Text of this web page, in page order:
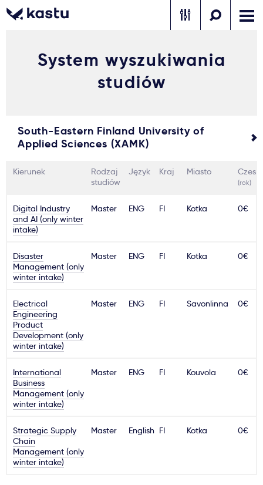
1
Powiadomienia
Formularz aplikacyjny
Zadzwoń Bezpłatne konsultacje Kontakt
Gdzie studiować?
Ważne
Usługi
Dlaczego Kastu?
Aktualności
System wyszukiwania
studiów
South-Eastern Finland University of
Applied Sciences (XAMK)
Kierunek
Rodzaj
studiów
Język Kraj Miasto
(rok)
Digital Industry
and AI (only winter
intake)
Master ENG FI Kotka 0€
Disaster
Management (only
winter intake)
Master ENG FI Kotka 0€
Electrical
Engineering
Product
Development (only
winter intake)
Master ENG FI Savonlinna 0€
International
Business
Management (only
winter intake)
Master ENG FI Kouvola 0€
Strategic Supply
Chain
Management (only
winter intake)
Master English FI Kotka 0€